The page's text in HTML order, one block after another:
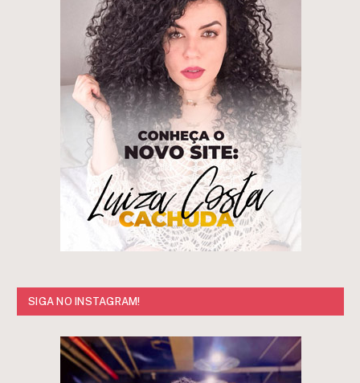
SIGA NO INSTAGRAM!